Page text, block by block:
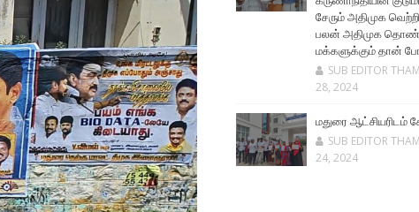
சேரும் அதிமுக
பலன் அதிமுக
மக்களுக்கும் தான்
SUB EDITOR
28, 2024
மதுரை ஆட்சியரிடம்
SUB EDITOR
24, 2024